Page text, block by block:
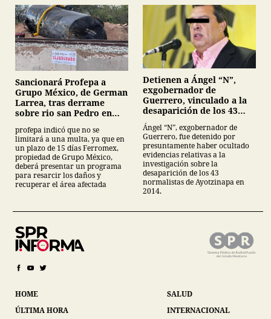
Sancionará Profepa a
Grupo México, de German
Larrea, tras derrame
sobre rio san Pedro en
profepa indicó que no se
limitará a una multa, ya que en
un plazo de 15 días Ferromex,
propiedad de Grupo México,
deberá presentar un programa
para resarcir los daños y
recuperar el área afectada
Detienen a Ángel “N”,
exgobernador de
Guerrero, vinculado a la
desaparición de los 43
normalistas de
Ayotzinapa
Ángel “N”, exgobernador de
Guerrero, fue detenido por
presuntamente haber ocultado
evidencias relativas a la
investigación sobre la
desaparición de los 43
normalistas de Ayotzinapa en
2014.
HOME
ÚLTIMA HORA
SALUD
INTERNACIONAL